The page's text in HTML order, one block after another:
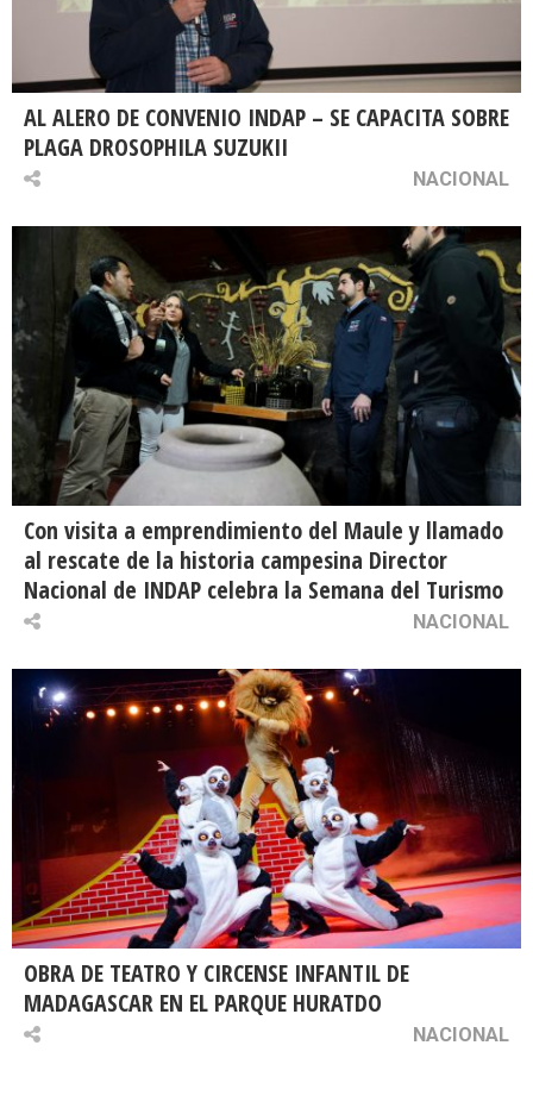
AL ALERO DE CONVENIO INDAP – SE CAPACITA SOBRE
PLAGA DROSOPHILA SUZUKII
NACIONAL
Con visita a emprendimiento del Maule y llamado
al rescate de la historia campesina Director
Nacional de INDAP celebra la Semana del Turismo
NACIONAL
OBRA DE TEATRO Y CIRCENSE INFANTIL DE
MADAGASCAR EN EL PARQUE HURATDO
NACIONAL